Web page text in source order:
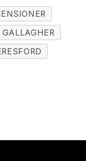
GALLAGHER